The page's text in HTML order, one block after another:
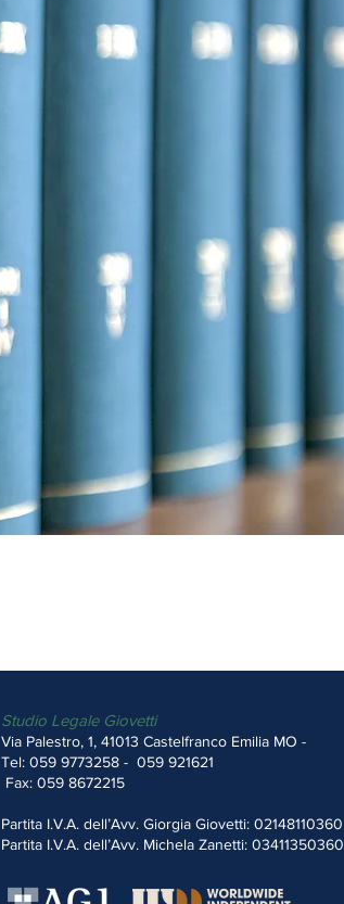
Studio Legale Giovetti
Via Palestro, 1, 41013 Castelfranco Emilia MO -
Tel: 059 9773258 - 059 921621
Fax: 059 8672215
Partita I.V.A. dell’Avv. Giorgia Giovetti: 02148110360
Partita I.V.A. dell’Avv. Michela Zanetti: 03411350360